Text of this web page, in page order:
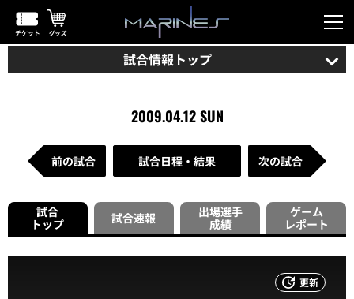
試合情報トップ
2009.04.12 SUN
前の試合 試合日程・結果 次の試合
試合
トップ
試合速報
出場選手
成績
ゲーム
レポート
更新